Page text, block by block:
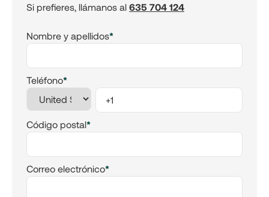
Si prefieres, llámanos al 635 704 124
Nombre y apellidos*
Teléfono*
Código postal*
Correo electrónico*